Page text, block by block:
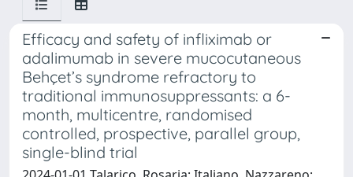
Efficacy and safety of infliximab or
adalimumab in severe mucocutaneous
Behçet’s syndrome refractory to
traditional immunosuppressants: a 6-
month, multicentre, randomised
controlled, prospective, parallel group,
single-blind trial